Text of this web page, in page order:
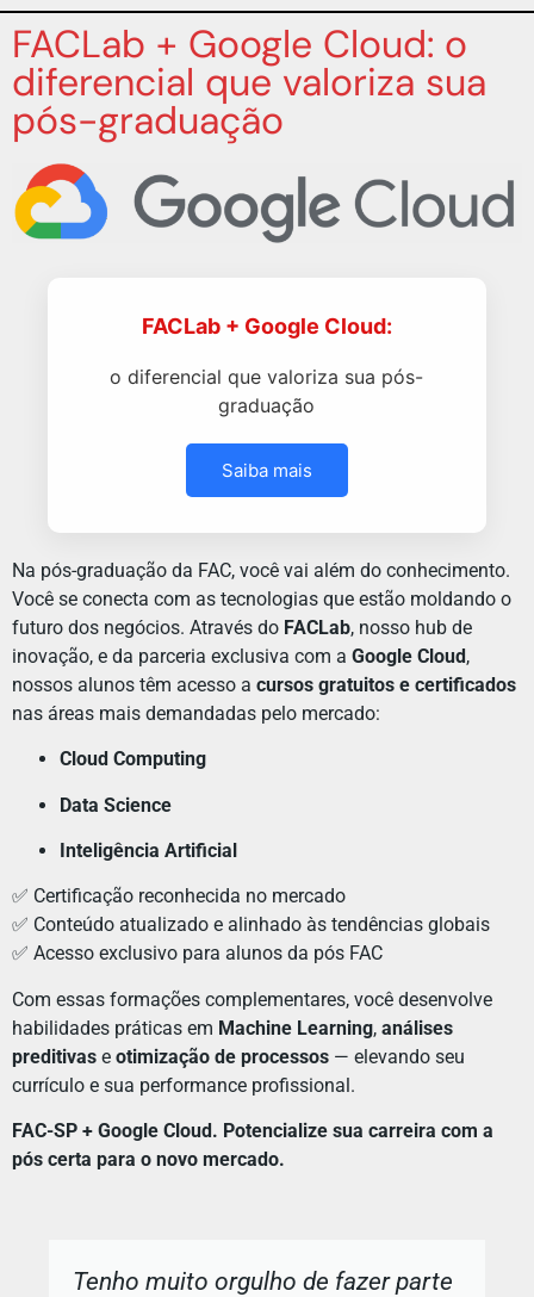
FACLab + Google Cloud: o
diferencial que valoriza sua
pós-graduação
FACLab + Google Cloud:
o diferencial que valoriza sua pós-
graduação
Saiba mais
Na pós-graduação da FAC, você vai além do conhecimento.
Você se conecta com as tecnologias que estão moldando o
futuro dos negócios. Através do FACLab, nosso hub de
inovação, e da parceria exclusiva com a Google Cloud,
nossos alunos têm acesso a cursos gratuitos e certificados
nas áreas mais demandadas pelo mercado:
Cloud Computing
Data Science
Inteligência Artificial
✅ Certificação reconhecida no mercado
✅ Conteúdo atualizado e alinhado às tendências globais
✅ Acesso exclusivo para alunos da pós FAC
Com essas formações complementares, você desenvolve
habilidades práticas em Machine Learning, análises
preditivas e otimização de processos — elevando seu
currículo e sua performance profissional.
FAC-SP + Google Cloud. Potencialize sua carreira com a
pós certa para o novo mercado.
Tenho muito orgulho de fazer parte